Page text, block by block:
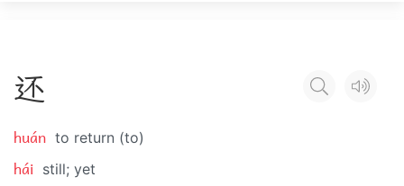
还
huán to return (to)
hái still; yet